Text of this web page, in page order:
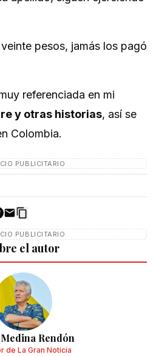
pesos, jamás los pagó
referenciada en mi
y otras historias, así se
Colombia.
PUBLICITARIO
PUBLICITARIO
el autor
Rendón
de La Gran Noticia